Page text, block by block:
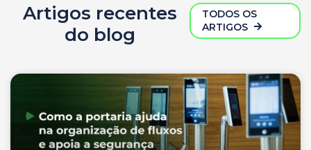
Artigos recentes
do blog
TODOS OS
ARTIGOS